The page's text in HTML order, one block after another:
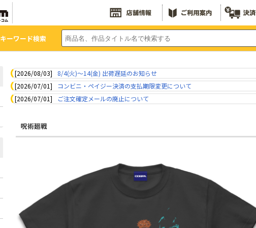
キーワード検索
[2026/08/03]
8/4(火)～14(金) 出荷遅延のお知らせ
[2026/07/01]
コンビニ・ペイジー決済の支払期限変更について
[2026/07/01]
ご注文確定メールの廃止について
呪術廻戦